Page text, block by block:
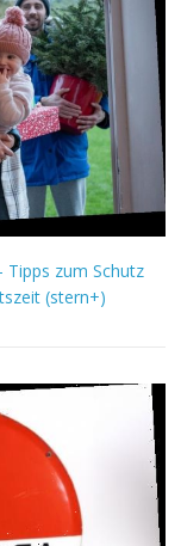
Tipps zum Schutz
(stern+)